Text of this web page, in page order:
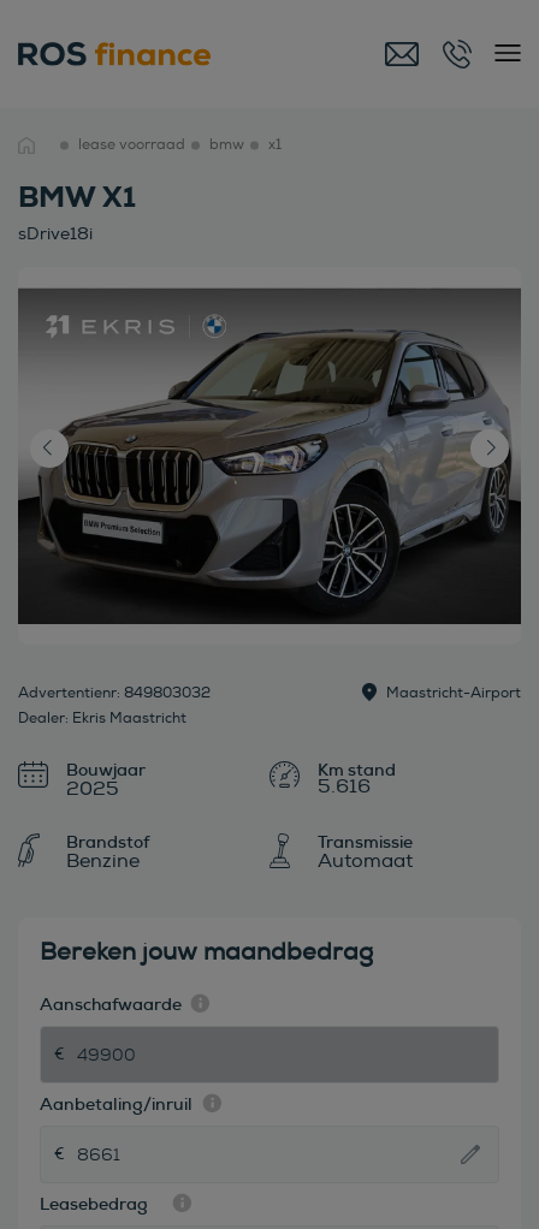
lease voorraad bmw x1
BMW X1
sDrive18i
Advertentienr: 849803032
Dealer: Ekris Maastricht
Maastricht-Airport
Bouwjaar
2025 5.616
Brandstof
Benzine
Transmissie
Automaat
Bereken jouw maandbedrag
Aanschafwaarde
Aanbetaling/inruil
Leasebedrag